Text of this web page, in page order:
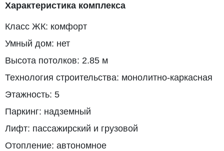
Характеристика комплекса
Класс ЖК: комфорт
Умный дом: нет
Высота потолков: 2.85 м
Технология строительства: монолитно-каркасная
Этажность: 5
Паркинг: надземный
Лифт: пассажирский и грузовой
Отопление: автономное